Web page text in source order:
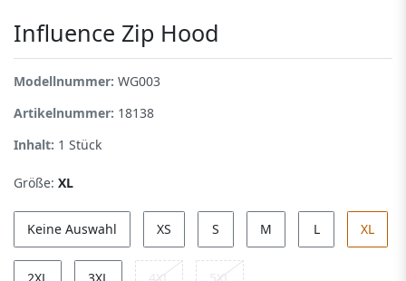
Influence Zip Hood
Modellnummer: WG003
Artikelnummer: 18138
Inhalt: 1 Stück
Größe: XL
Keine Auswahl XS S M L XL